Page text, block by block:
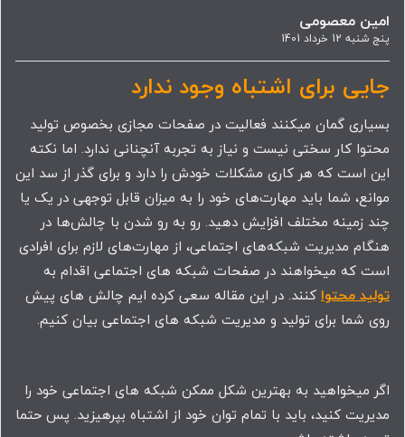
امین معصومی
پنج شنبه 12 خرداد 1401
جایی برای اشتباه وجود ندارد
بسیاری گمان میکنند فعالیت در صفحات مجازی بخصوص تولید
محتوا کار سختی نیست و نیاز به تجربه آنچنانی ندارد. اما نکته
این است که هر کاری مشکلات خودش را دارد و برای گذر از سد این
موانع، شما باید مهارت‌های خود را به میزان قابل توجهی در یک یا
چند زمینه مختلف افزایش دهید. رو به رو شدن با چالش‌ها در
هنگام مدیریت شبکه‌های اجتماعی، از مهارت‌های لازم برای افرادی
است که میخواهند در صفحات شبکه های اجتماعی اقدام به
تولید محتواکنند. در این مقاله سعی کرده ایم چالش های پیش
روی شما برای تولید و مدیریت شبکه های اجتماعی بیان کنیم.
اگر میخواهید به بهترین شکل ممکن شبکه های اجتماعی خود را
مدیریت کنید، باید با تمام توان خود از اشتباه بپرهیزید. پس حتما